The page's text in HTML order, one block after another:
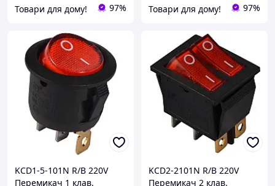
Товари для дому! 97% Товари для дому! 97%
KCD1-5-101N R/B 220V
Перемикач 1 клав.
KCD2-2101N R/B 220V
Перемикач 2 клав.